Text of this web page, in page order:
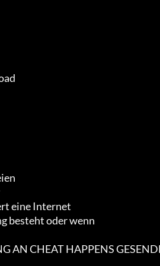
eine Internet
besteht oder wenn
AN CHEAT HAPPENS